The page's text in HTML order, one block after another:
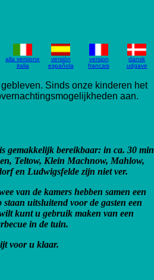
alla versione
italia
versión
española
version
francais
dansk
udgave
Sinds onze kinderen het
aan.
gemakkelijk bereikbaar: in ca. 30 min
Teltow, Klein Machnow, Mahlow,
en Ludwigsfelde zijn niet ver.
van de kamers hebben samen een
uitsluitend voor de gasten een
kunt u gebruik maken van een
in de tuin.
voor u klaar.